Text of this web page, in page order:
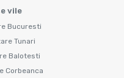
vile
Bucuresti
Tunari
Balotesti
Corbeanca